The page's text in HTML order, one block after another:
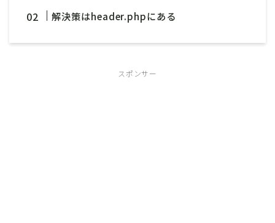
解決策はheader.phpにある
スポンサー